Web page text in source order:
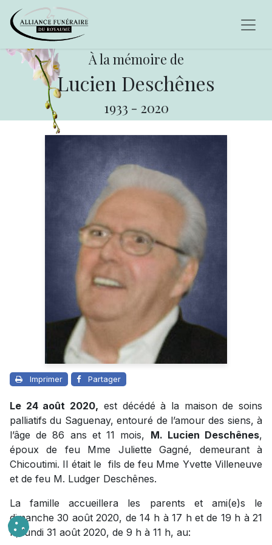
À la mémoire de
Lucien Deschênes
1933 - 2020
Imprimer Partager
Le 24 août 2020, est décédé à la maison de soins
palliatifs du Saguenay, entouré de l’amour des siens, à
l’âge de 86 ans et 11 mois, M. Lucien Deschênes,
époux de feu Mme Juliette Gagné, demeurant à
Chicoutimi. Il était le fils de feu Mme Yvette Villeneuve
et de feu M. Ludger Deschênes.
La famille accueillera les parents et ami(e)s le
dimanche 30 août 2020, de 14 h à 17 h et de 19 h à 21
h, lundi 31 août 2020, de 9 h à 11 h, au: